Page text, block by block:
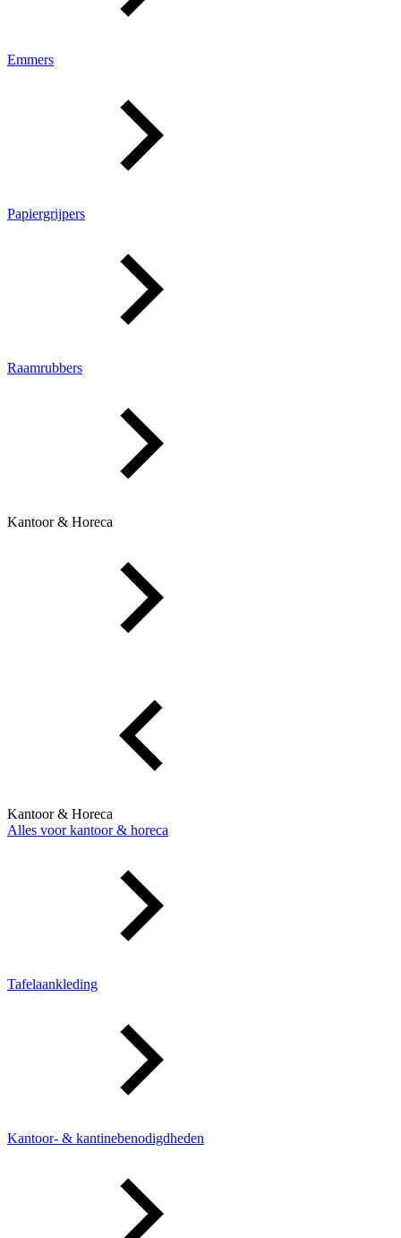
Emmers
Papiergrijpers
Raamrubbers
Kantoor & Horeca
Kantoor & Horeca
Alles voor kantoor & horeca
Tafelaankleding
Kantoor- & kantinebenodigdheden